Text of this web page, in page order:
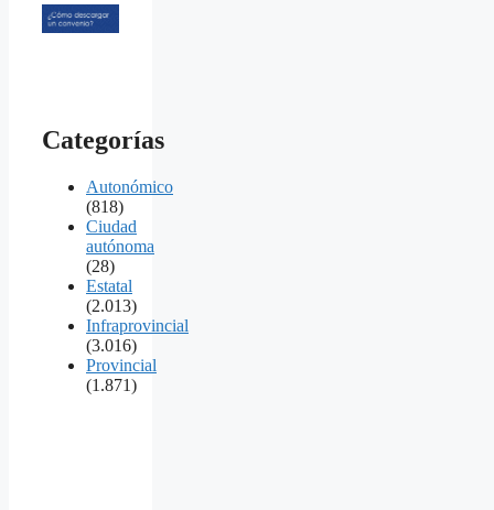
Categorías
Autonómico
(818)
Ciudad
autónoma
(28)
Estatal
(2.013)
Infraprovincial
(3.016)
Provincial
(1.871)